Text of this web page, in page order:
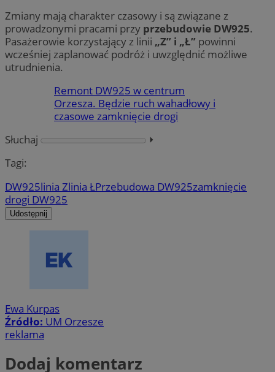
Zmiany mają charakter czasowy i są związane z
prowadzonymi pracami przy przebudowie DW925.
Pasażerowie korzystający z linii „Z” i „Ł” powinni
wcześniej zaplanować podróż i uwzględnić możliwe
utrudnienia.
Remont DW925 w centrum
Orzesza. Będzie ruch wahadłowy i
czasowe zamknięcie drogi
Słuchaj
⏵︎
Tagi:
DW925linia Zlinia ŁPrzebudowa DW925zamknięcie
drogi DW925
Udostępnij
Ewa Kurpas
Źródło: UM Orzesze
reklama
Dodaj komentarz